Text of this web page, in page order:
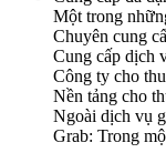
Một trong
Chuyên cung
Cung cấp dịch
Công ty cho
Nền tảng cho
Ngoài dịch vụ
Grab: Trong